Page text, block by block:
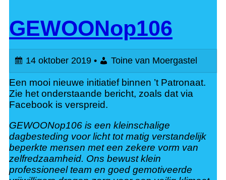
GEWOONop106
14 oktober 2019 • Toine van Moergastel
Een mooi nieuwe initiatief binnen ’t Patronaat.
Zie het onderstaande bericht, zoals dat via
Facebook is verspreid.
GEWOONop106 is een kleinschalige
dagbesteding voor licht tot matig verstandelijk
beperkte mensen met een zekere vorm van
zelfredzaamheid. Ons bewust klein
professioneel team en goed gemotiveerde